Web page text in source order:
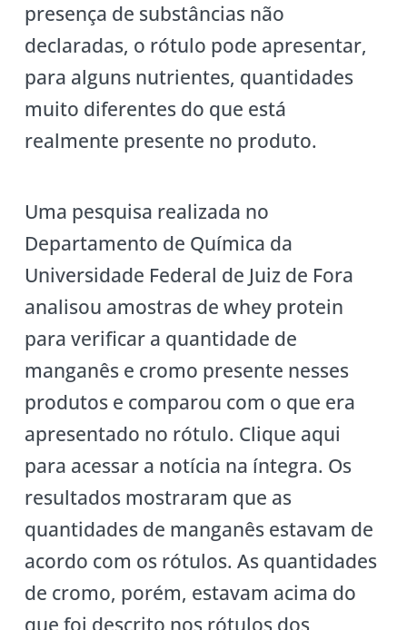
presença de substâncias não
declaradas, o rótulo pode apresentar,
para alguns nutrientes, quantidades
muito diferentes do que está
realmente presente no produto.
Uma pesquisa realizada no
Departamento de Química da
Universidade Federal de Juiz de Fora
analisou amostras de whey protein
para verificar a quantidade de
manganês e cromo presente nesses
produtos e comparou com o que era
apresentado no rótulo. Clique aqui
para acessar a notícia na íntegra. Os
resultados mostraram que as
quantidades de manganês estavam de
acordo com os rótulos. As quantidades
de cromo, porém, estavam acima do
que foi descrito nos rótulos dos